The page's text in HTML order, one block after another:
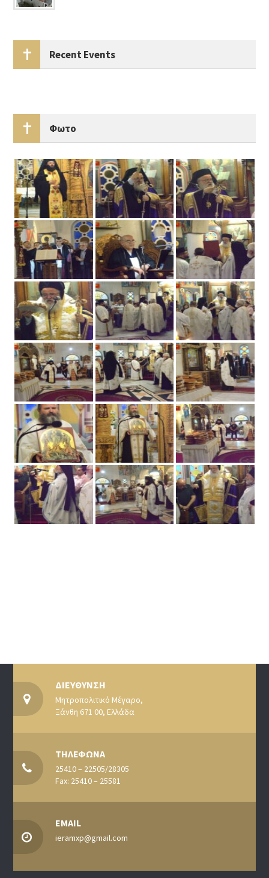
Recent Events
Φωτο
ΔΙΕΥΘΥΝΣΗ
Μητροπολιτικό Μέγαρο,
Ξάνθη 671 00, Ελλάδα
ΤΗΛΕΦΩΝΑ
25410 – 22505/28305
Fax: 25410 – 25581
EMAIL
ieramxp@gmail.com